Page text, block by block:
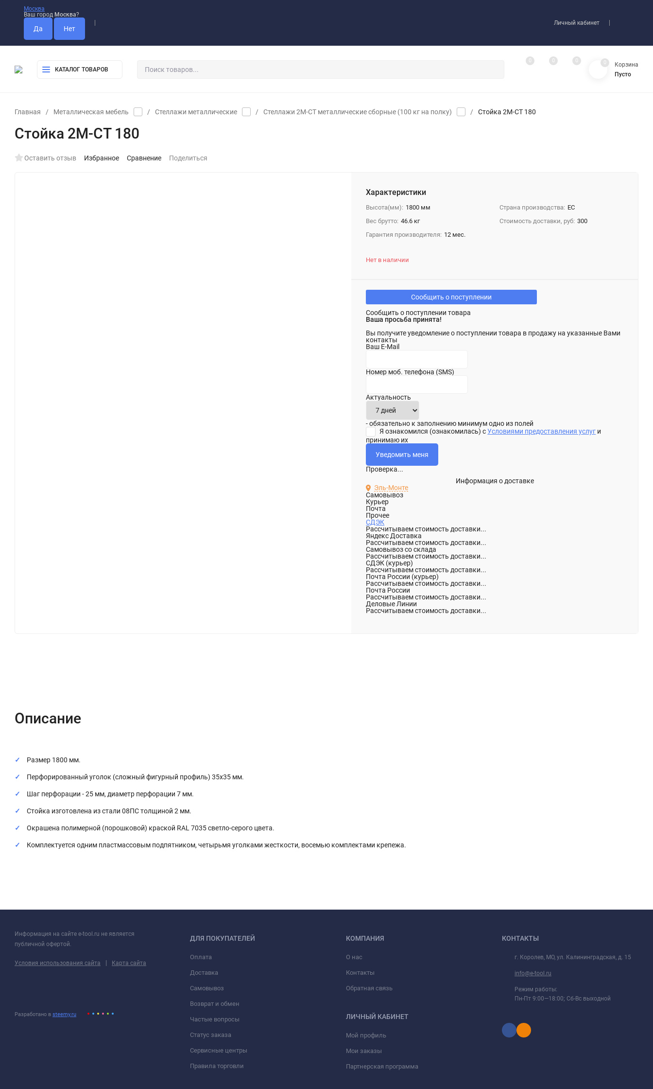
Москва
Ваш город Москва?
Личный кабинет
КАТАЛОГ ТОВАРОВ
0 0 0 0
Корзина
Пусто
Главная / Металлическая мебель / Стеллажи металлические / Стеллажи 2М-СТ металлические сборные (100 кг на полку) / Стойка 2М-СТ 180
Стойка 2М-СТ 180
Оставить отзыв Избранное Сравнение Поделиться
Характеристики
Высота(мм): 1800 мм Страна производства: EC
Вес брутто: 46.6 кг Стоимость доставки, руб: 300
Гарантия производителя: 12 мес.
Нет в наличии
Сообщить о поступлении
Сообщить о поступлении товара
Ваша просьба принята!
Вы получите уведомление о поступлении товара в продажу на указанные Вами
контакты
Ваш E-Mail
Номер моб. телефона (SMS)
Актуальность
- обязательно к заполнению минимум одно из полей
Я ознакомился (ознакомилась) сУсловиями предоставления услуг и
принимаю их
Проверка...
Информация о доставке
Эль-Монте
Самовывоз
Курьер
Почта
Прочее
СДЭК
Рассчитываем стоимость доставки...
Яндекс Доставка
Рассчитываем стоимость доставки...
Самовывоз со склада
Рассчитываем стоимость доставки...
СДЭК (курьер)
Рассчитываем стоимость доставки...
Почта России (курьер)
Рассчитываем стоимость доставки...
Почта России
Рассчитываем стоимость доставки...
Деловые Линии
Рассчитываем стоимость доставки...
Описание
Размер 1800 мм.
Перфорированный уголок (сложный фигурный профиль) 35х35 мм.
Шаг перфорации - 25 мм, диаметр перфорации 7 мм.
Стойка изготовлена из стали 08ПС толщиной 2 мм.
Окрашена полимерной (порошковой) краской RAL 7035 светло-серого цвета.
Комплектуется одним пластмассовым подпятником, четырьмя уголками жесткости, восемью комплектами крепежа.
Информация на сайте e-tool.ru не является
публичной офертой.
Условия использования сайта | Карта сайта
Разработано в steemy.ru
ДЛЯ ПОКУПАТЕЛЕЙ
Оплата
Доставка
Самовывоз
Возврат и обмен
Частые вопросы
Статус заказа
Сервисные центры
Правила торговли
КОМПАНИЯ
О нас
Контакты
Обратная связь
ЛИЧНЫЙ КАБИНЕТ
Мой профиль
Мои заказы
Партнерская программа
КОНТАКТЫ
г. Королев, МО, ул. Калининградская, д. 15
info@e-tool.ru
Режим работы:
Пн-Пт 9:00—18:00; Сб-Вс выходной